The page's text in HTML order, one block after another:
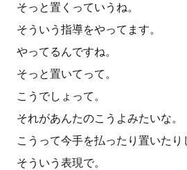
そっと置くっていうね。
そういう指導をやってます。
やってるんですね。
そっと置いてって。
こうでしょって。
それがあんたのこうよみたいな。
こうって今手を払ったり置いたり
そういう表現で。